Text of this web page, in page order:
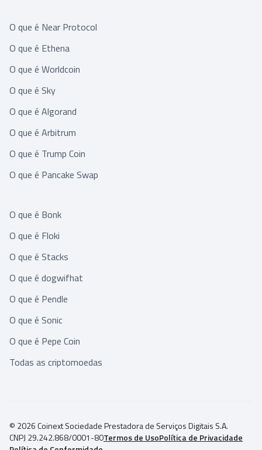
O que é Near Protocol
O que é Ethena
O que é Worldcoin
O que é Sky
O que é Algorand
O que é Arbitrum
O que é Trump Coin
O que é Pancake Swap
O que é Bonk
O que é Floki
O que é Stacks
O que é dogwifhat
O que é Pendle
O que é Sonic
O que é Pepe Coin
Todas as criptomoedas
© 2026 Coinext Sociedade Prestadora de Serviços Digitais S.A.
CNPJ 29.242.868/0001-80Termos de UsoPolítica de Privacidade